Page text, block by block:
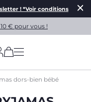
! *Voir conditions
€ pour vous !
(has more options
dors-bien bébé